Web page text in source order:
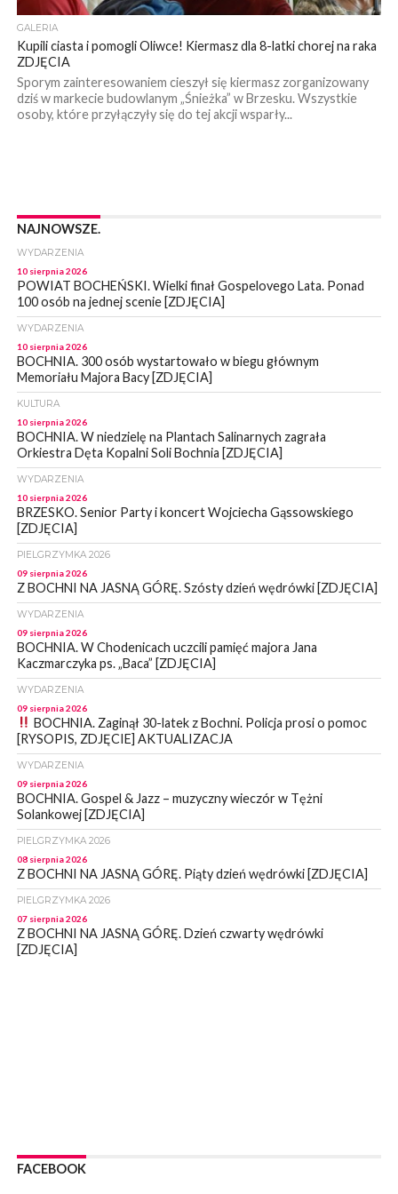
GALERIA
Kupili ciasta i pomogli Oliwce! Kiermasz dla 8-latki chorej na raka
ZDJĘCIA
Sporym zainteresowaniem cieszył się kiermasz zorganizowany
dziś w markecie budowlanym „Śnieżka” w Brzesku. Wszystkie
osoby, które przyłączyły się do tej akcji wsparły...
NAJNOWSZE.
WYDARZENIA
10 sierpnia 2026
POWIAT BOCHEŃSKI. Wielki finał Gospelovego Lata. Ponad
100 osób na jednej scenie [ZDJĘCIA]
WYDARZENIA
10 sierpnia 2026
BOCHNIA. 300 osób wystartowało w biegu głównym
Memoriału Majora Bacy [ZDJĘCIA]
KULTURA
10 sierpnia 2026
BOCHNIA. W niedzielę na Plantach Salinarnych zagrała
Orkiestra Dęta Kopalni Soli Bochnia [ZDJĘCIA]
WYDARZENIA
10 sierpnia 2026
BRZESKO. Senior Party i koncert Wojciecha Gąssowskiego
[ZDJĘCIA]
PIELGRZYMKA 2026
09 sierpnia 2026
Z BOCHNI NA JASNĄ GÓRĘ. Szósty dzień wędrówki [ZDJĘCIA]
WYDARZENIA
09 sierpnia 2026
BOCHNIA. W Chodenicach uczcili pamięć majora Jana
Kaczmarczyka ps. „Baca” [ZDJĘCIA]
WYDARZENIA
09 sierpnia 2026
BOCHNIA. Zaginął 30-latek z Bochni. Policja prosi o pomoc
[RYSOPIS, ZDJĘCIE] AKTUALIZACJA
WYDARZENIA
09 sierpnia 2026
BOCHNIA. Gospel & Jazz – muzyczny wieczór w Tężni
Solankowej [ZDJĘCIA]
PIELGRZYMKA 2026
08 sierpnia 2026
Z BOCHNI NA JASNĄ GÓRĘ. Piąty dzień wędrówki [ZDJĘCIA]
PIELGRZYMKA 2026
07 sierpnia 2026
Z BOCHNI NA JASNĄ GÓRĘ. Dzień czwarty wędrówki
[ZDJĘCIA]
NOWY WIŚNICZ. Od poniedziałku ulica Lipnicka w Nowym
Wiśniczu będzie nieprzejezdna
FACEBOOK